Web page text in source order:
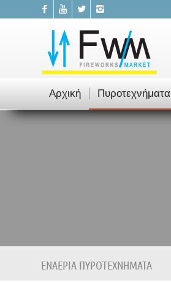
Αρχική Πυροτεχνήματα
ΕΝΑΕΡΙΑ ΠΥΡΟΤΕΧΝΗΜΑΤΑ